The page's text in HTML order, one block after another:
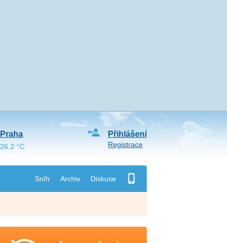
Sníh Archiv Diskuse
Přihlášení
Registrace
Praha
26.2 °C